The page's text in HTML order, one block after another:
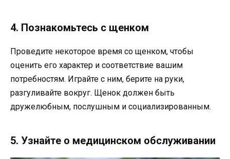
4. Познакомьтесь с щенком
Проведите некоторое время со щенком, чтобы
оценить его характер и соответствие вашим
потребностям. Играйте с ним, берите на руки,
разгуливайте вокруг. Щенок должен быть
дружелюбным, послушным и социализированным.
5. Узнайте о медицинском обслуживании